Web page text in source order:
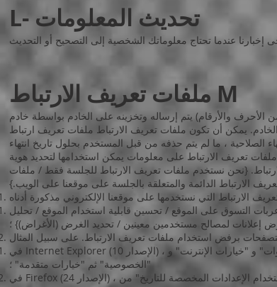
L- تحديث المعلومات
ملفات تعريف الارتباط M
والأرقام) يتم إرساله وتخزينه على الخادم بواسطة خادم
يمكن أن تكون ملفات تعريف الارتباط ملفات تعريف ارتباط
، ما لم يتم حذفه من قبل المستخدم بحلول تاريخ انتهاء
تعريف الارتباط على معلومات يمكن استخدامها لتحديد هوية
{نحن نستخدم ملفات تعريف الارتباط للجلسة فقط / ملفات
الارتباط الدائمة والمتعلقة بالجلسة على موقعنا على الويب.}
التسوق على الموقع / تحسين قابلية استخدام الموقع / تحليل
إعلانات لمصالح مستخدمين معينين / تحديد الغرض (الأغراض)} ؛
في Internet Explorer (الإصدار 10) ، يمكنك حظر ملفات تعريف الارتباط باستخدام ميزة تجاوز استخدام ملفات تعريف الارتباط بالنقر فوق "أدوات" و "خيارات الإنترنت" و
"الخصوصية" ثم "خيارات متقدمة" ؛
في Firefox (الإصدار 24) ، يمكنك حظر جميع ملفات تعريف الارتباط بالنقر فوق "أدوات" ، "خيارات" ، "الخصوصية" ، تحديد "استخدام الإعدادات المخصصة للتاريخ" من